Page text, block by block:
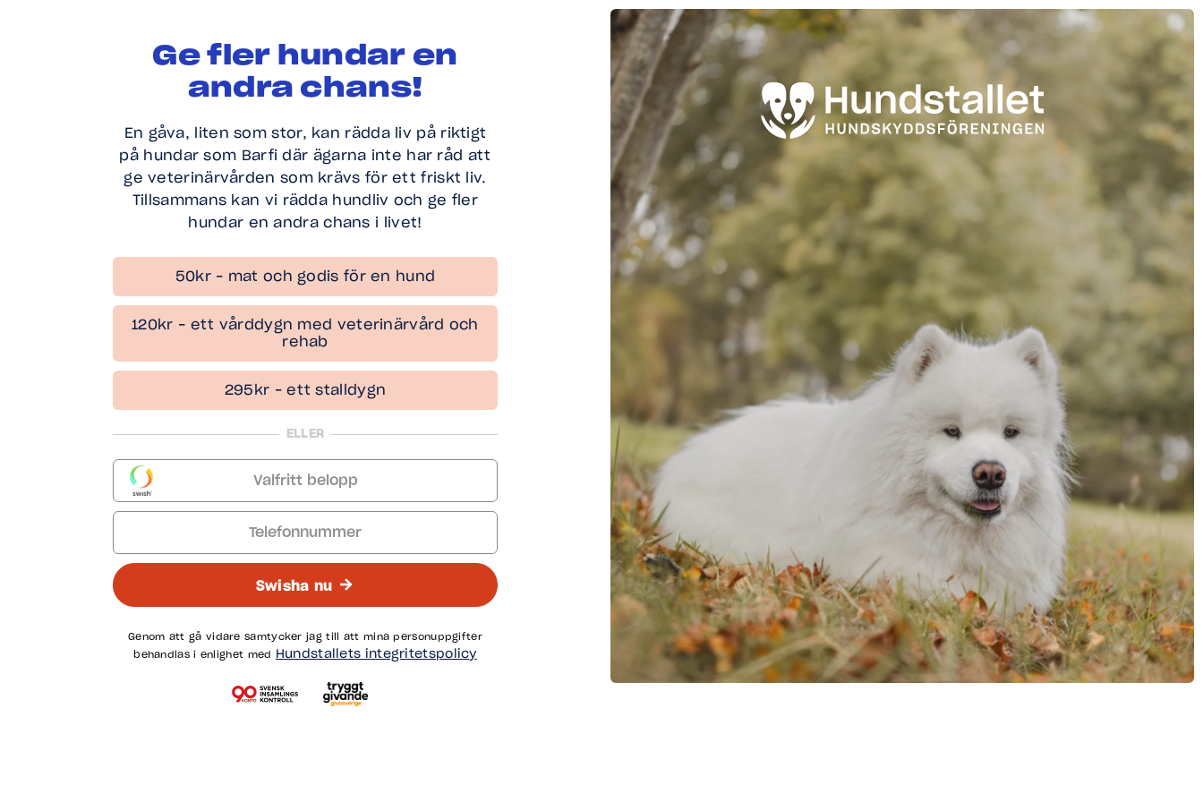
Ge fler hundar en
andra chans!
En gåva, liten som stor, kan rädda liv på riktigt
på hundar som Barfi där ägarna inte har råd att
ge veterinärvården som krävs för ett friskt liv.
Tillsammans kan vi rädda hundliv och ge fler
hundar en andra chans i livet!
50kr – mat och godis för en hund
120kr – ett vårddygn med veterinärvård och
rehab
295kr – ett stalldygn
ELLER
Valfritt belopp
Telefonnummer
Swisha nu
Genom att gå vidare samtycker jag till att mina personuppgifter
behandlas i enlighet med
Hundstallets integritetspolicy